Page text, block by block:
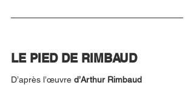
LE PIED DE RIMBAUD
D’après l’œuvre d’Arthur Rimbaud